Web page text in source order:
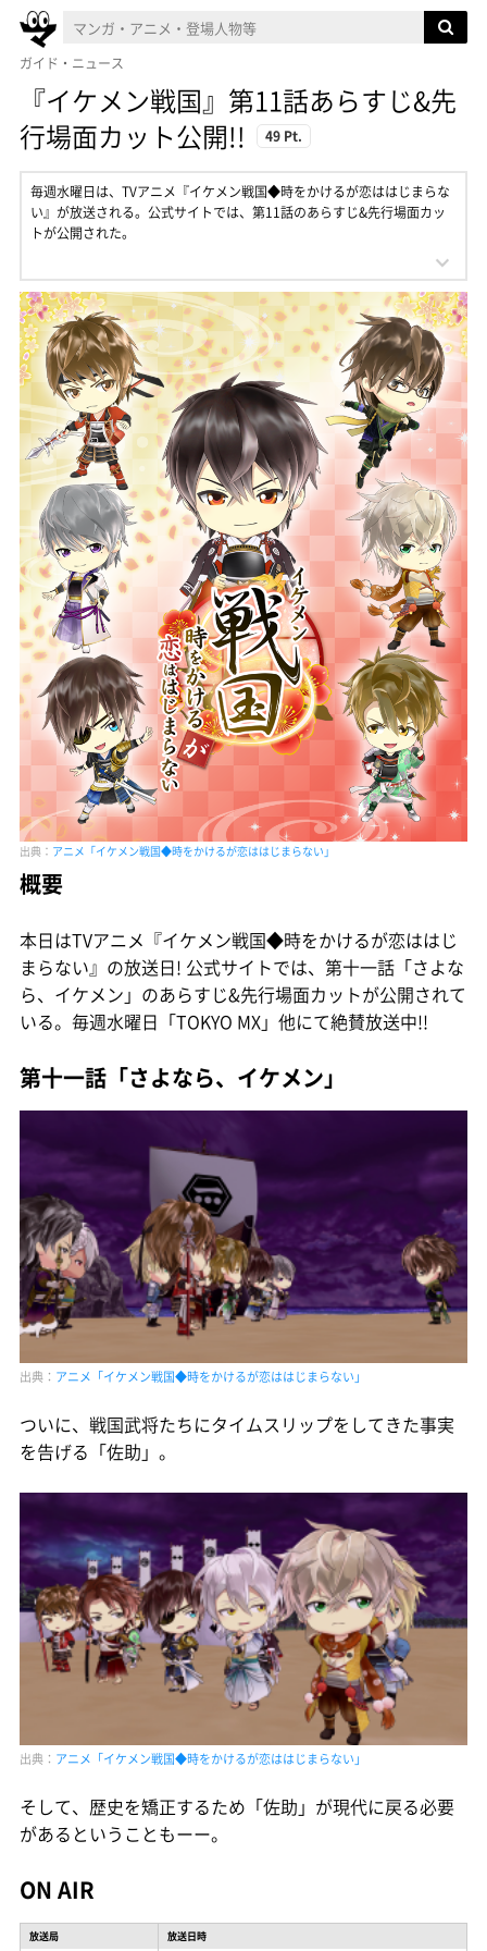
ガイド・ニュース
『イケメン戦国』第11話あらすじ&先
行場面カット公開!!
49 Pt.
毎週水曜日は、TVアニメ『イケメン戦国◆時をかけるが恋ははじまらな
い』が放送される。公式サイトでは、第11話のあらすじ&先行場面カッ
トが公開された。
出典： アニメ「イケメン戦国◆時をかけるが恋ははじまらない」
概要
本日はTVアニメ『イケメン戦国◆時をかけるが恋ははじ
まらない』の放送日! 公式サイトでは、第十一話「さよな
ら、イケメン」のあらすじ&先行場面カットが公開されて
いる。毎週水曜日「TOKYO MX」他にて絶賛放送中!!
第十一話「さよなら、イケメン」
出典： アニメ「イケメン戦国◆時をかけるが恋ははじまらない」
ついに、戦国武将たちにタイムスリップをしてきた事実
を告げる「佐助」。
出典： アニメ「イケメン戦国◆時をかけるが恋ははじまらない」
そして、歴史を矯正するため「佐助」が現代に戻る必要
があるということもーー。
ON AIR
放送局 放送日時